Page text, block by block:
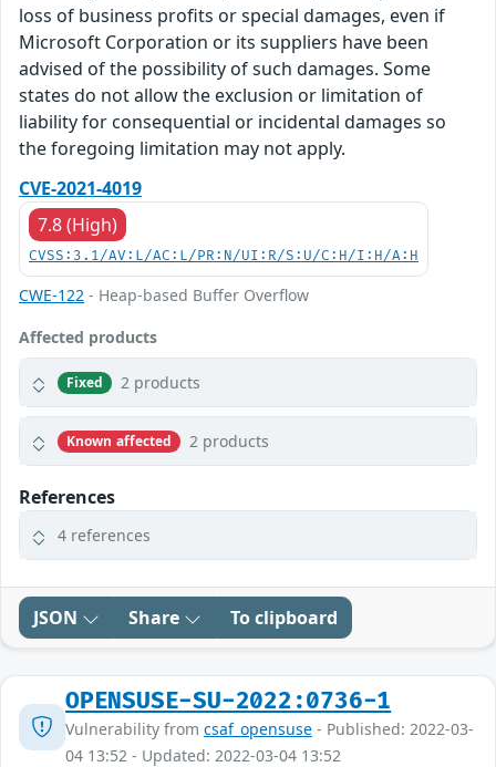
loss of business profits or special damages, even if
Microsoft Corporation or its suppliers have been
advised of the possibility of such damages. Some
states do not allow the exclusion or limitation of
liability for consequential or incidental damages so
the foregoing limitation may not apply.
CVE-2021-4019
7.8 (High)
CVSS:3.1/AV:L/AC:L/PR:N/UI:R/S:U/C:H/I:H/A:H
CWE-122 - Heap-based Buffer Overflow
Affected products
Fixed 2 products
Known affected 2 products
References
4 references
JSON Share To clipboard
OPENSUSE-SU-2022:0736-1
Vulnerability from csaf_opensuse - Published: 2022-03-
04 13:52 - Updated: 2022-03-04 13:52